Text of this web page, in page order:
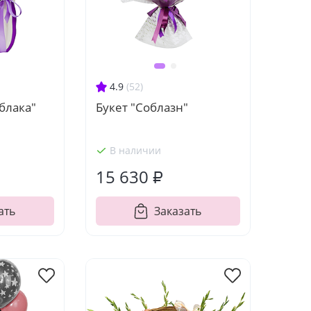
4.9 (52)
Букет "Соблазн"
В наличии
15 630 ₽
Заказать